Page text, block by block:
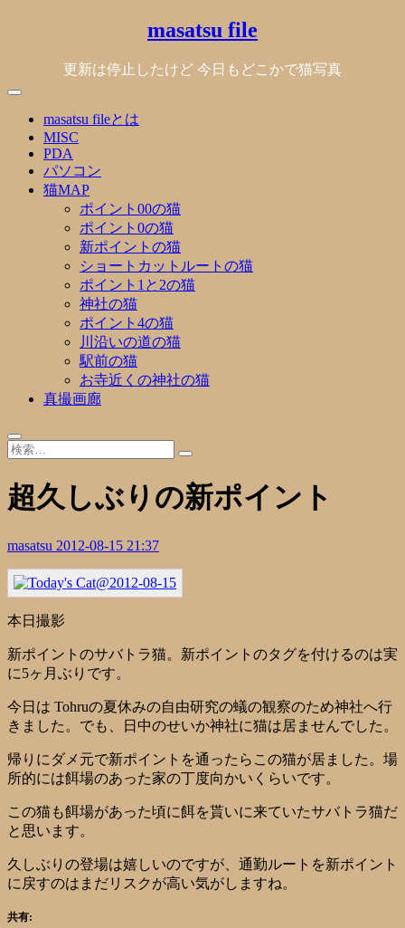
masatsu file
更新は停止したけど 今日もどこかで猫写真
masatsu fileとは
MISC
PDA
パソコン
猫MAP
ポイント00の猫
ポイント0の猫
新ポイントの猫
ショートカットルートの猫
ポイント1と2の猫
神社の猫
ポイント4の猫
川沿いの道の猫
駅前の猫
お寺近くの神社の猫
真撮画廊
超久しぶりの新ポイント
masatsu 2012-08-15 21:37
本日撮影
新ポイントのサバトラ猫。新ポイントのタグを付けるのは実
に5ヶ月ぶりです。
今日は Tohruの夏休みの自由研究の蟻の観察のため神社へ行
きました。でも、日中のせいか神社に猫は居ませんでした。
帰りにダメ元で新ポイントを通ったらこの猫が居ました。場
所的には餌場のあった家の丁度向かいくらいです。
この猫も餌場があった頃に餌を貰いに来ていたサバトラ猫だ
と思います。
久しぶりの登場は嬉しいのですが、通勤ルートを新ポイント
に戻すのはまだリスクが高い気がしますね。
共有: